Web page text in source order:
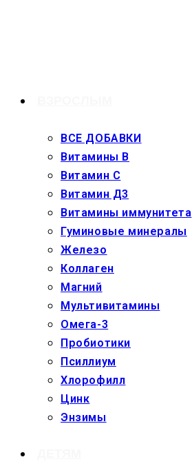
ВСЕ ДОБАВКИ
Витамины В
Витамин С
Витамин Д3
Витамины иммунитета
Гуминовые минералы
Железо
Коллаген
Магний
Мультивитамины
Омега-3
Пробиотики
Псиллиум
Хлорофилл
Цинк
Энзимы